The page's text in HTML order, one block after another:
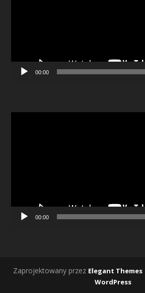
00:00
00:00
Zaprojektowany przez Elegant Themes
WordPress